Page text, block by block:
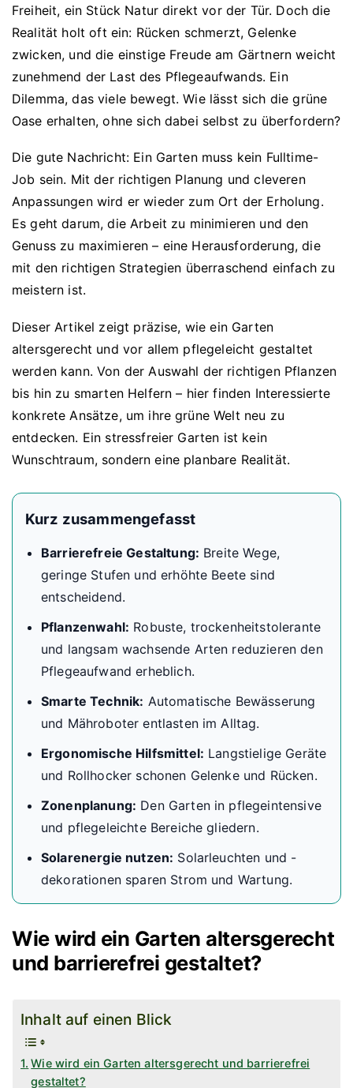
Freiheit, ein Stück Natur direkt vor der Tür. Doch die
Realität holt oft ein: Rücken schmerzt, Gelenke
zwicken, und die einstige Freude am Gärtnern weicht
zunehmend der Last des Pflegeaufwands. Ein
Dilemma, das viele bewegt. Wie lässt sich die grüne
Oase erhalten, ohne sich dabei selbst zu überfordern?
Die gute Nachricht: Ein Garten muss kein Fulltime-
Job sein. Mit der richtigen Planung und cleveren
Anpassungen wird er wieder zum Ort der Erholung.
Es geht darum, die Arbeit zu minimieren und den
Genuss zu maximieren – eine Herausforderung, die
mit den richtigen Strategien überraschend einfach zu
meistern ist.
Dieser Artikel zeigt präzise, wie ein Garten
altersgerecht und vor allem pflegeleicht gestaltet
werden kann. Von der Auswahl der richtigen Pflanzen
bis hin zu smarten Helfern – hier finden Interessierte
konkrete Ansätze, um ihre grüne Welt neu zu
entdecken. Ein stressfreier Garten ist kein
Wunschtraum, sondern eine planbare Realität.
Kurz zusammengefasst
Barrierefreie Gestaltung: Breite Wege,
geringe Stufen und erhöhte Beete sind
entscheidend.
Pflanzenwahl: Robuste, trockenheitstolerante
und langsam wachsende Arten reduzieren den
Pflegeaufwand erheblich.
Smarte Technik: Automatische Bewässerung
und Mähroboter entlasten im Alltag.
Ergonomische Hilfsmittel: Langstielige Geräte
und Rollhocker schonen Gelenke und Rücken.
Zonenplanung: Den Garten in pflegeintensive
und pflegeleichte Bereiche gliedern.
Solarenergie nutzen: Solarleuchten und -
dekorationen sparen Strom und Wartung.
Wie wird ein Garten altersgerecht
und barrierefrei gestaltet?
Inhalt auf einen Blick
Wie wird ein Garten altersgerecht und barrierefrei
gestaltet?